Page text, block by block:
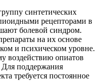
синтетических
рецепторами в
болевой синдром.
на их основе
и психическом уровне.
воздействию опиатов
Для поддержания
требуется постоянное